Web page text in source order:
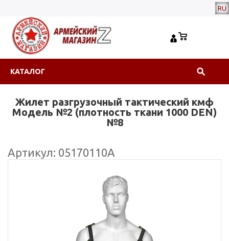
RU
КАТАЛОГ
Жилет разгрузочный тактический кмф
Модель №2 (плотность ткани 1000 DEN)
№8
Артикул: 05170110А